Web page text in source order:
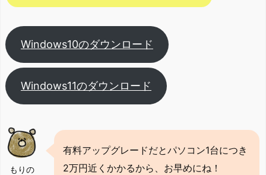
Windows10のダウンロード
Windows11のダウンロード
もりの
有料アップグレードだとパソコン1台につき
2万円近くかかるから、お早めにね！